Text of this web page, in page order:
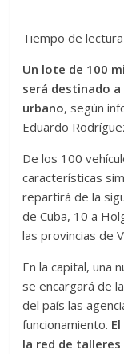
Tiempo de
Un lote de 100
será destinado
urbano, según
Eduardo
De los 100
características
repartirá de la
de Cuba, 10 a
las provincias de
En la capital, una
se encargará de
del país las
funcionamiento.
la red de